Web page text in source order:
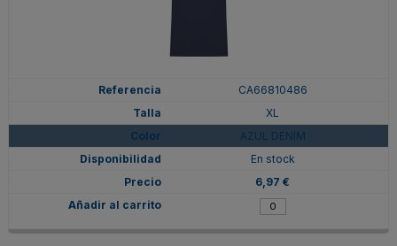
CA66810486
XL
AZUL DENIM
En stock
6,97 €